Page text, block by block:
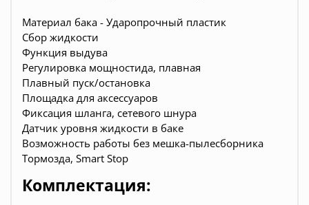
Материал бака - Ударопрочный пластик
Сбор жидкости
Функция выдува
Регулировка мощностида, плавная
Плавный пуск/остановка
Площадка для аксессуаров
Фиксация шланга, сетевого шнура
Датчик уровня жидкости в баке
Возможность работы без мешка-пылесборника
Тормозда, Smart Stop
Комплектация: